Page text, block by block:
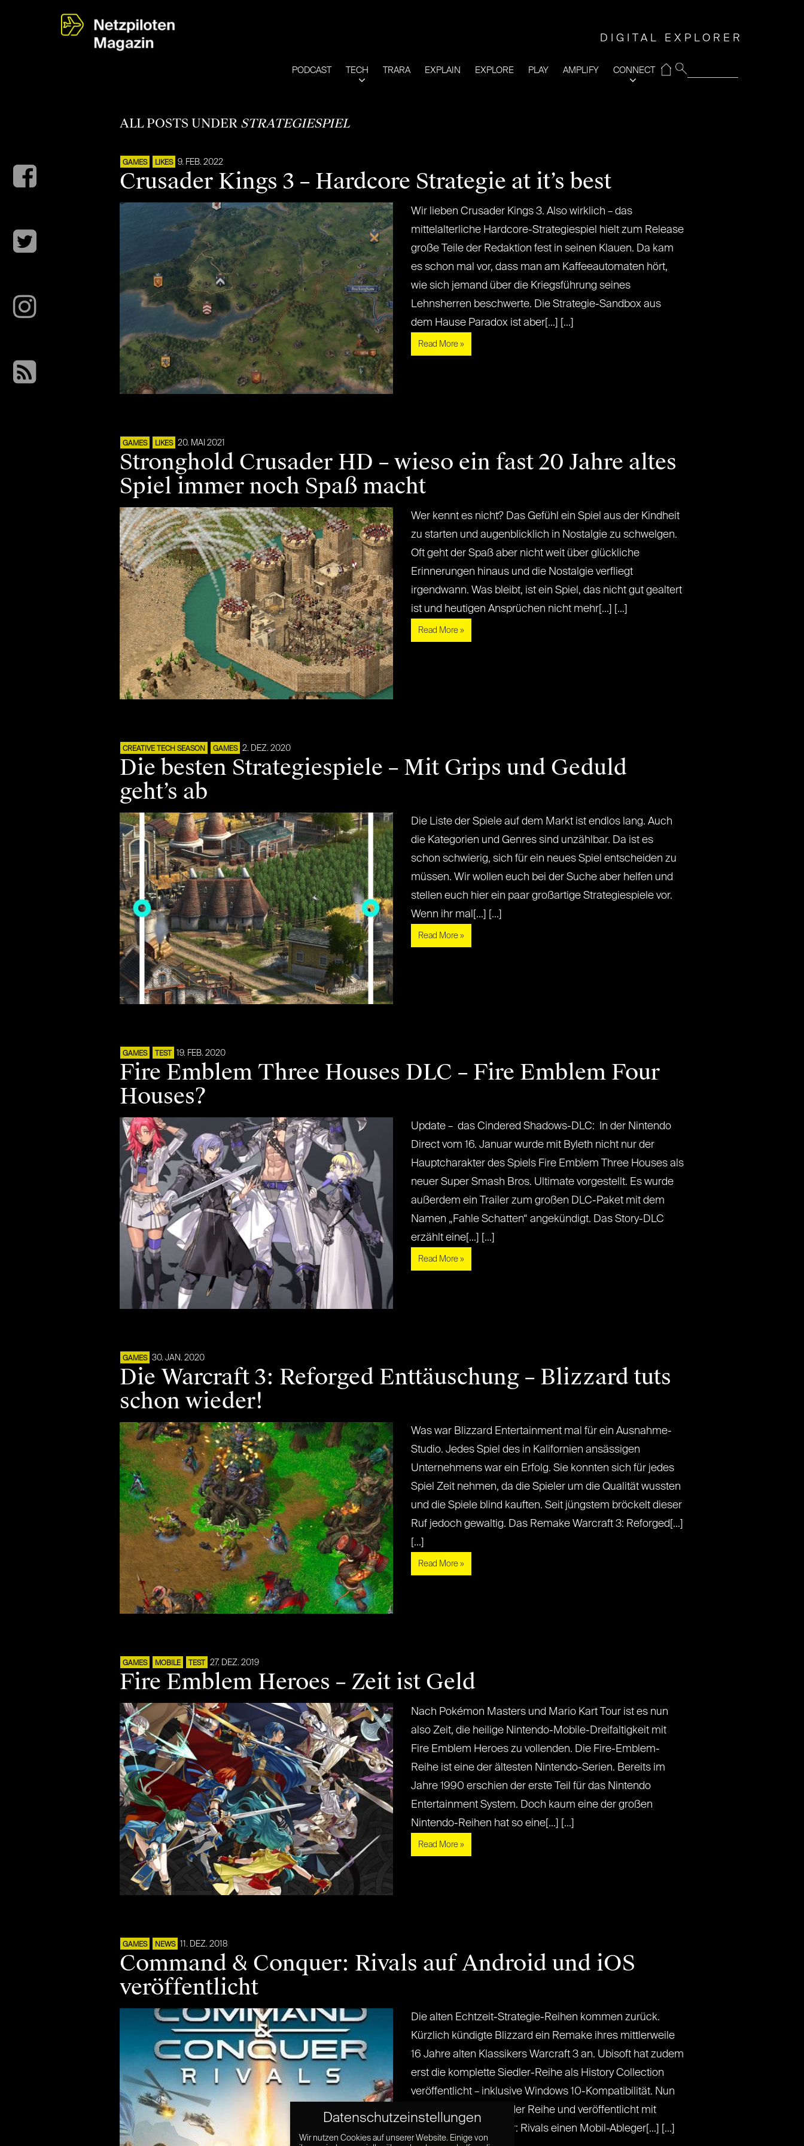
DIGITAL EXPLORER
PODCAST TECH TRARA EXPLAIN EXPLORE PLAY AMPLIFY CONNECT
⌂
ALL POSTS UNDER STRATEGIESPIEL
GAMES LIKES 9. FEB. 2022
Crusader Kings 3 – Hardcore Strategie at it’s best
Wir lieben Crusader Kings 3. Also wirklich – das
mittelalterliche Hardcore-Strategiespiel hielt zum Release
große Teile der Redaktion fest in seinen Klauen. Da kam
es schon mal vor, dass man am Kaffeeautomaten hört,
wie sich jemand über die Kriegsführung seines
Lehnsherren beschwerte. Die Strategie-Sandbox aus
dem Hause Paradox ist aber[...] [...]
Read More »
GAMES LIKES 20. MAI 2021
Stronghold Crusader HD – wieso ein fast 20 Jahre altes
Spiel immer noch Spaß macht
Wer kennt es nicht? Das Gefühl ein Spiel aus der Kindheit
zu starten und augenblicklich in Nostalgie zu schwelgen.
Oft geht der Spaß aber nicht weit über glückliche
Erinnerungen hinaus und die Nostalgie verfliegt
irgendwann. Was bleibt, ist ein Spiel, das nicht gut gealtert
ist und heutigen Ansprüchen nicht mehr[...] [...]
Read More »
CREATIVE TECH SEASON GAMES 2. DEZ. 2020
Die besten Strategiespiele – Mit Grips und Geduld
geht’s ab
Die Liste der Spiele auf dem Markt ist endlos lang. Auch
die Kategorien und Genres sind unzählbar. Da ist es
schon schwierig, sich für ein neues Spiel entscheiden zu
müssen. Wir wollen euch bei der Suche aber helfen und
stellen euch hier ein paar großartige Strategiespiele vor.
Wenn ihr mal[...] [...]
Read More »
GAMES TEST 19. FEB. 2020
Fire Emblem Three Houses DLC – Fire Emblem Four
Houses?
Update – das Cindered Shadows-DLC: In der Nintendo
Direct vom 16. Januar wurde mit Byleth nicht nur der
Hauptcharakter des Spiels Fire Emblem Three Houses als
neuer Super Smash Bros. Ultimate vorgestellt. Es wurde
außerdem ein Trailer zum großen DLC-Paket mit dem
Namen „Fahle Schatten“ angekündigt. Das Story-DLC
erzählt eine[...] [...]
Read More »
GAMES 30. JAN. 2020
Die Warcraft 3: Reforged Enttäuschung – Blizzard tuts
schon wieder!
Was war Blizzard Entertainment mal für ein Ausnahme-
Studio. Jedes Spiel des in Kalifornien ansässigen
Unternehmens war ein Erfolg. Sie konnten sich für jedes
Spiel Zeit nehmen, da die Spieler um die Qualität wussten
und die Spiele blind kauften. Seit jüngstem bröckelt dieser
Ruf jedoch gewaltig. Das Remake Warcraft 3: Reforged[...]
[...]
Read More »
GAMES MOBILE TEST 27. DEZ. 2019
Fire Emblem Heroes – Zeit ist Geld
Nach Pokémon Masters und Mario Kart Tour ist es nun
also Zeit, die heilige Nintendo-Mobile-Dreifaltigkeit mit
Fire Emblem Heroes zu vollenden. Die Fire-Emblem-
Reihe ist eine der ältesten Nintendo-Serien. Bereits im
Jahre 1990 erschien der erste Teil für das Nintendo
Entertainment System. Doch kaum eine der großen
Nintendo-Reihen hat so eine[...] [...]
Read More »
GAMES NEWS 11. DEZ. 2018
Command & Conquer: Rivals auf Android und iOS
veröffentlicht
Die alten Echtzeit-Strategie-Reihen kommen zurück.
Kürzlich kündigte Blizzard ein Remake ihres mittlerweile
16 Jahre alten Klassikers Warcraft 3 an. Ubisoft hat zudem
erst die komplette Siedler-Reihe als History Collection
veröffentlicht – inklusive Windows 10-Kompatibilität. Nun
ist Electronic Arts an der Reihe und veröffentlicht mit
Command & Conquer: Rivals einen Mobil-Ableger[...] [...]
Datenschutzeinstellungen
Wir nutzen Cookies auf unserer Website. Einige von